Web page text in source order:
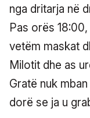
nga dritarja në
Pas orës
vetëm maskat
Milotit dhe as
Gratë nuk
dorë se ja u